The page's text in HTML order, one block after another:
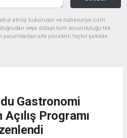
etmiş bulunuyor ve haberunye.com
veya dolaylı tüm sorumluluğu tek
yorumlardan site yönetimi hiçbir şekilde
Gastronomi
Programı